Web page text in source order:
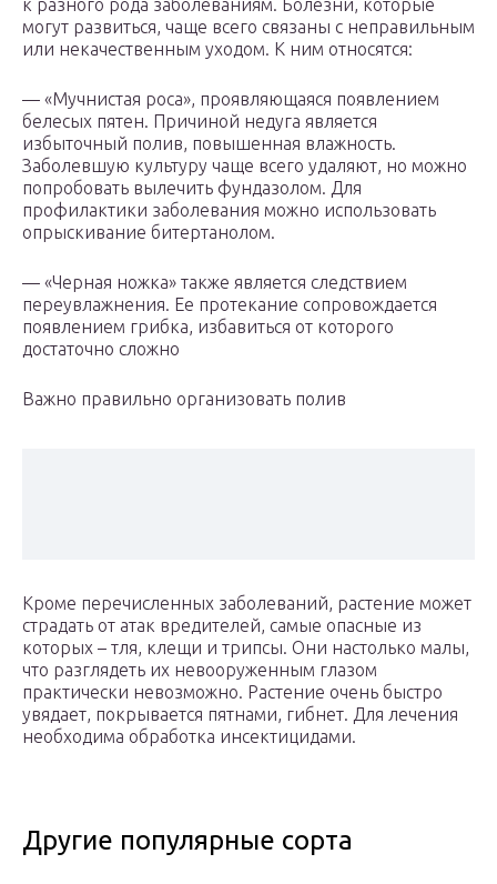
к разного рода заболеваниям. Болезни, которые
могут развиться, чаще всего связаны с неправильным
или некачественным уходом. К ним относятся:
— «Мучнистая роса», проявляющаяся появлением
белесых пятен. Причиной недуга является
избыточный полив, повышенная влажность.
Заболевшую культуру чаще всего удаляют, но можно
попробовать вылечить фундазолом. Для
профилактики заболевания можно использовать
опрыскивание битертанолом.
— «Черная ножка» также является следствием
переувлажнения. Ее протекание сопровождается
появлением грибка, избавиться от которого
достаточно сложно
Важно правильно организовать полив
Кроме перечисленных заболеваний, растение может
страдать от атак вредителей, самые опасные из
которых – тля, клещи и трипсы. Они настолько малы,
что разглядеть их невооруженным глазом
практически невозможно. Растение очень быстро
увядает, покрывается пятнами, гибнет. Для лечения
необходима обработка инсектицидами.
Другие популярные сорта